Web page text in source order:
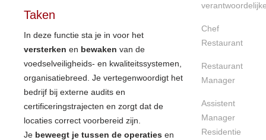
Taken
In deze functie sta je in voor het
versterken en bewaken van de
voedselveiligheids- en kwaliteitssystemen,
organisatiebreed. Je vertegenwoordigt het
bedrijf bij externe audits en
certificeringstrajecten en zorgt dat de
locaties correct voorbereid zijn.
Je beweegt je tussen de operaties en
Chef
Restaurant
Restaurant
Manager
Assistent
Manager
Residentie